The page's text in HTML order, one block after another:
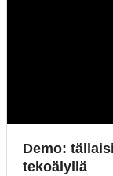
Demo:
tekoälyllä